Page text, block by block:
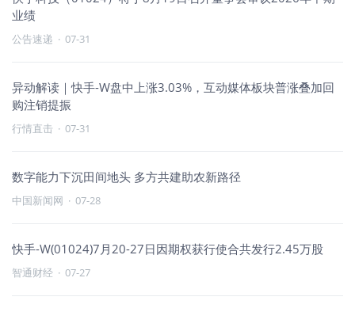
业绩
公告速递 · 07-31
异动解读｜快手-W盘中上涨3.03%，互动媒体板块普涨叠加回
购注销提振
行情直击 · 07-31
数字能力下沉田间地头 多方共建助农新路径
中国新闻网 · 07-28
快手-W(01024)7月20-27日因期权获行使合共发行2.45万股
智通财经 · 07-27